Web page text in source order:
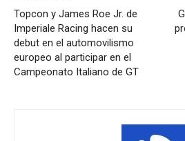
Topcon y James Roe Jr. de
Imperiale Racing hacen su
debut en el automovilismo
europeo al participar en el
Campeonato Italiano de GT